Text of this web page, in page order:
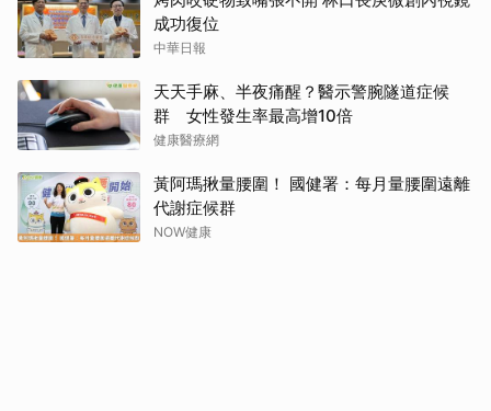
成功復位
中華日報
天天手麻、半夜痛醒？醫示警腕隧道症候
群 女性發生率最高增10倍
健康醫療網
黃阿瑪揪量腰圍！ 國健署：每月量腰圍遠離
代謝症候群
NOW健康